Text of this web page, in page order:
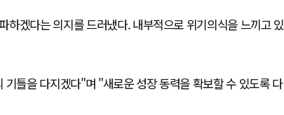
겠다는 의지를 드러냈다. 내부적으로 위기의식을 느끼고 있
틀을 다지겠다"며 "새로운 성장 동력을 확보할 수 있도록 다